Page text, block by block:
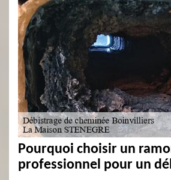
Pourquoi choisir un
professionnel pour un